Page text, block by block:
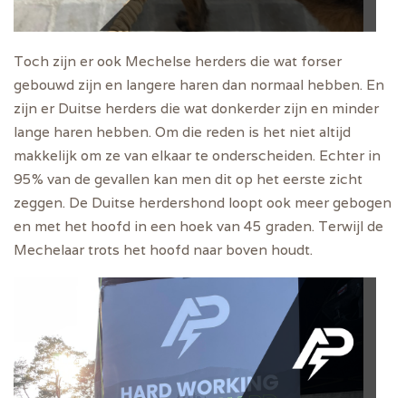
Toch zijn er ook Mechelse herders die wat forser
gebouwd zijn en langere haren dan normaal hebben. En
zijn er Duitse herders die wat donkerder zijn en minder
lange haren hebben. Om die reden is het niet altijd
makkelijk om ze van elkaar te onderscheiden. Echter in
95% van de gevallen kan men dit op het eerste zicht
zeggen. De Duitse herdershond loopt ook meer gebogen
en met het hoofd in een hoek van 45 graden. Terwijl de
Mechelaar trots het hoofd naar boven houdt.